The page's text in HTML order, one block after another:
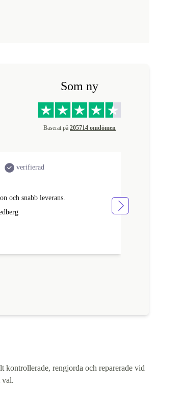
Som ny
Baserat på 205714 omdömen
verifierad
och snabb leverans.
kontrollerade, rengjorda och reparerade vid
val.